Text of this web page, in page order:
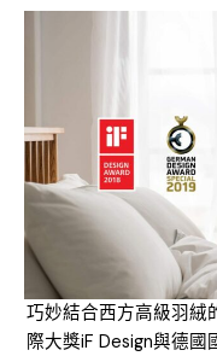
巧妙結合西方高級羽絨
際大獎iF Design與德國